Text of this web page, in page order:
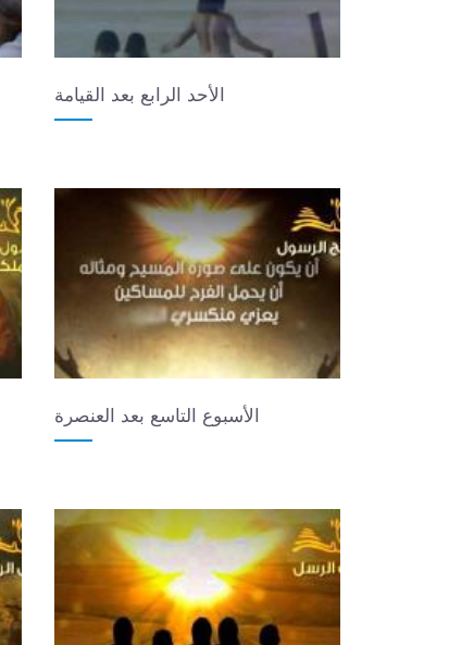
الأحد الرابع بعد القيامة
الأسبوع التاسع بعد العنصرة